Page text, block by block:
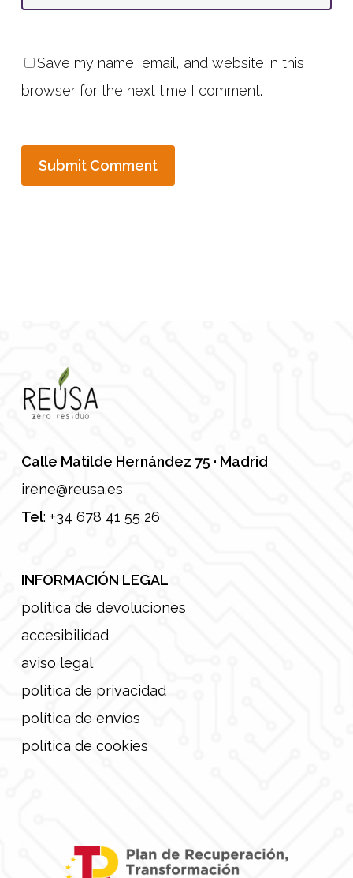
Save my name, email, and website in this
browser for the next time I comment.
Calle Matilde Hernández 75 · Madrid
irene@reusa.es
Tel: +34 678 41 55 26
INFORMACIÓN LEGAL
política de devoluciones
accesibilidad
aviso legal
política de privacidad
política de envíos
política de cookies